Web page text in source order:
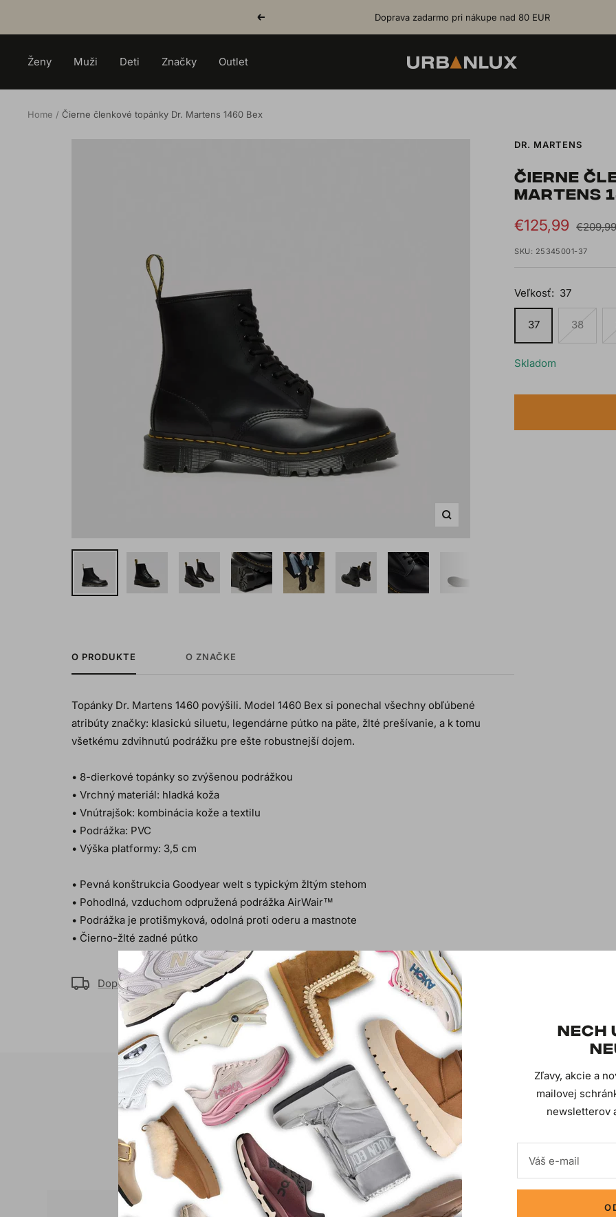
Previous Doprava zadarmo pri nákupe nad 80 EUR
Ženy Muži Deti Značky Outlet Urbanlux.sk
NECH
Zľavy, akcie a
mailovej
newsletterov
Váš e-mail
Home Čierne členkové topánky Dr. Martens 1460 Bex
Zoom
DR. MARTENS
ČIERNE
MARTENS
Sale
price
€125,99 Regular
SKU: 25345001-37
Veľkosť: 37
37 38
Skladom
O PRODUKTE O ZNAČKE
Topánky Dr. Martens 1460 povýšili. Model 1460 Bex si ponechal všechny obľúbené
atribúty značky: klasickú siluetu, legendárne pútko na päte, žlté prešívanie, a k tomu
všetkému zdvihnutú podrážku pre ešte robustnejší dojem.
• 8-dierkové topánky so zvýšenou podrážkou
• Vrchný materiál: hladká koža
• Vnútrajšok: kombinácia kože a textilu
• Podrážka: PVC
• Výška platformy: 3,5 cm
• Pevná konštrukcia Goodyear welt s typickým žltým stehom
• Pohodlná, vzduchom odpružená podrážka AirWair™
• Podrážka je protišmyková, odolná proti oderu a mastnote
• Čierno-žlté zadné pútko
Doprava Platba Kontakt
KOLEKCIA
DEFAULT